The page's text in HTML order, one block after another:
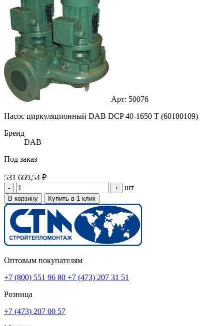
Арт: 50076
Насос циркуляционный DAB DCP 40-1650 Т (60180109)
Бренд
DAB
Под заказ
531 669,54 ₽
- + шт
В корзину Купить в 1 клик
Оптовым покупателям
+7 (800) 551 96 80 +7 (473) 207 31 51
Розница
+7 (473) 207 00 57